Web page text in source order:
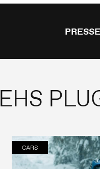
PRESSE
EHS
CARS